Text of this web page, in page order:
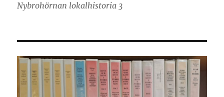
Nybrohörnan lokalhistoria 3